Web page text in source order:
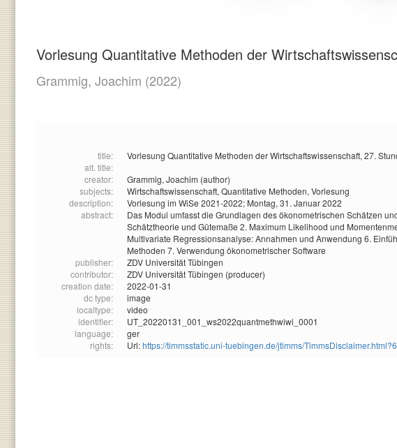
Vorlesung Quantitative Methoden der
Grammig, Joachim (2022)
title:
Vorlesung Quantitative Methoden der Wirtschaftswissenschaft, 27.
alt. title:
creator:
Grammig, Joachim (author)
subjects:
Wirtschaftswissenschaft, Quantitative Methoden, Vorlesung
description:
Vorlesung im WiSe 2021-2022; Montag, 31. Januar 2022
abstract:
Das Modul umfasst die Grundlagen des ökonometrischen Schätzen
Schätztheorie und Gütemaße 2. Maximum Likelihood und
Multivariate Regressionsanalyse: Annahmen und Anwendung 6.
Methoden 7. Verwendung ökonometrischer Software
publisher:
ZDV Universität Tübingen
contributor:
ZDV Universität Tübingen (producer)
creation date:
2022-01-31
dc type:
image
localtype:
video
identifier:
UT_20220131_001_ws2022quantmethwiwi_0001
language:
ger
rights:
Url:https://timmsstatic.uni-tuebingen.de/jtimms/